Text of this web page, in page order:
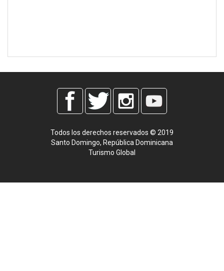
Todos los derechos reservados © 2019
Santo Domingo, República Dominicana
Turismo Global